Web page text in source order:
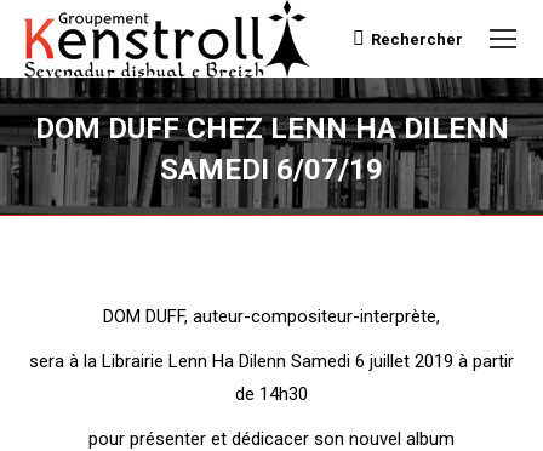
Recherche
Rechercher
DOM DUFF CHEZ LENN HA DILENN
SAMEDI 6/07/19
Vous êtes ici :
DOM DUFF, auteur-compositeur-interprète,
sera à la Librairie Lenn Ha Dilenn Samedi 6 juillet 2019 à partir
de 14h30
pour présenter et dédicacer son nouvel album